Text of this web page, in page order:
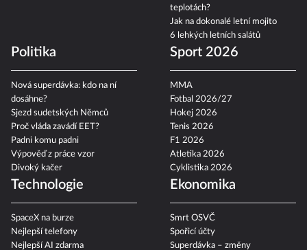
teplotách?
Jak na dokonalé letní mojito
6 lehkých letních salátů
Politika
Nová superdávka: kdo na ní
dosáhne?
Sjezd sudetských Němců
Proč vláda zavádí EET?
Padni komu padni
Výpověď z práce vzor
Divoký kačer
Sport 2026
MMA
Fotbal 2026/27
Hokej 2026
Tenis 2026
F1 2026
Atletika 2026
Cyklistika 2026
Technologie
SpaceX na burze
Nejlepší telefony
Nejlepší AI zdarma
Ekonomika
Smrt OSVČ
Spořicí účty
Superdávka – změny